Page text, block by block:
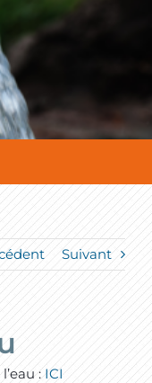
Suivant
:ICI